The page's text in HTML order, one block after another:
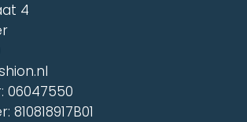
4
06047550